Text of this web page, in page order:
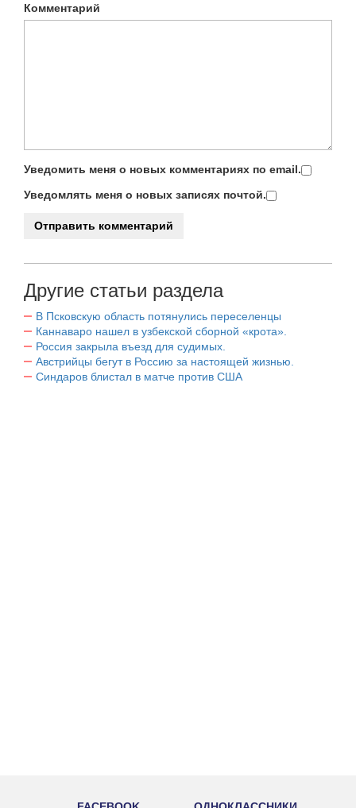
Комментарий
Уведомить меня о новых комментариях по email.
Уведомлять меня о новых записях почтой.
Другие статьи раздела
В Псковскую область потянулись переселенцы
Каннаваро нашел в узбекской сборной «крота».
Россия закрыла въезд для судимых.
Австрийцы бегут в Россию за настоящей жизнью.
Синдаров блистал в матче против США